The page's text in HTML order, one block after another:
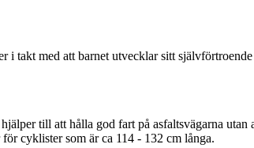
i takt med att barnet utvecklar sitt
till att hålla god fart på asfaltsvägarna
cyklister som är ca 114 - 132 cm långa.